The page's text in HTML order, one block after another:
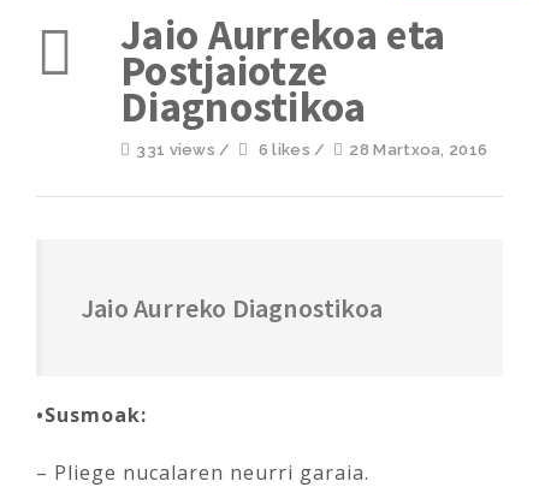
Jaio Aurrekoa eta
Postjaiotze
Diagnostikoa
331 views / 6 likes / 28 Martxoa, 2016
Jaio Aurreko Diagnostikoa
•Susmoak:
– Pliege nucalaren neurri garaia.